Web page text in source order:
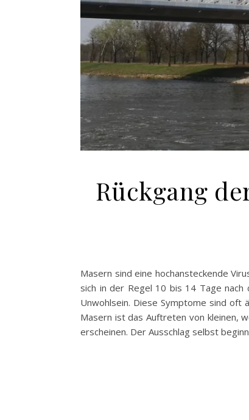
Rückgang
Masern sind eine hochansteckende
sich in der Regel 10 bis 14 Tage nach
Unwohlsein. Diese Symptome sind oft
Masern ist das Auftreten von kleinen,
erscheinen. Der Ausschlag selbst